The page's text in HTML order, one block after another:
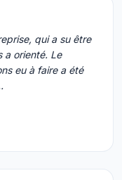
qui a su être
a orienté. Le
eu à faire a été